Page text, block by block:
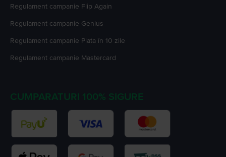
Regulament campanie Flip Again
Regulament campanie Genius
Regulament campanie Plata în 10 zile
Regulament campanie Mastercard
CUMPARATURI 100% SIGURE